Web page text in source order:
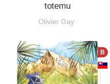
totemu
Olivier Gay
B